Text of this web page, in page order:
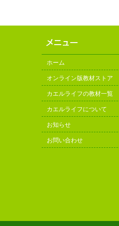
ホーム
オンライン版教材ストア
カエルライフの教材一覧
カエルライフについて
お知らせ
お問い合わせ